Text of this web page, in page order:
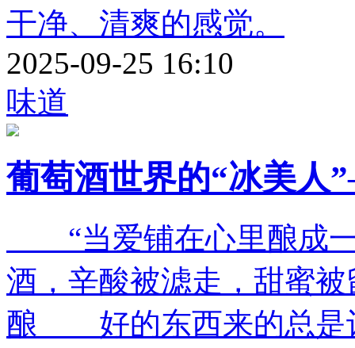
干净、清爽的感觉。
2025-09-25 16:10
味道
葡萄酒世界的“冰美人
“当爱铺在心里酿成一
酒，辛酸被滤走，甜蜜
酿 好的东西来的总是